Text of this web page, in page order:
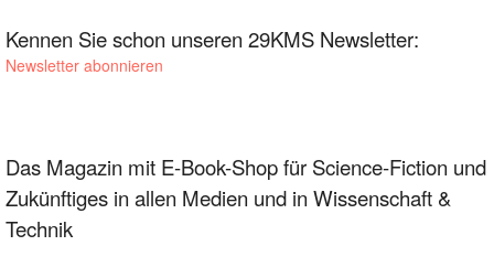
Kennen Sie schon unseren 29KMS Newsletter:
Newsletter abonnieren
Das Magazin mit E-Book-Shop für Science-Fiction und
Zukünftiges in allen Medien und in Wissenschaft &
Technik